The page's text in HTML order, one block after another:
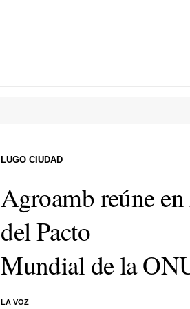
Agroamb reúne
del Pacto
Mundial de la
LA VOZ
LUGO CIUDAD